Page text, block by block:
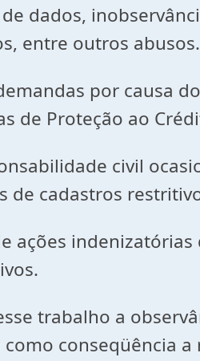
dados,
entre outros abusos.
por causa
de Proteção ao
civil
de cadastros
ações
trabalho a
conseqüência